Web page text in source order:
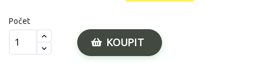
Počet
KOUPIT